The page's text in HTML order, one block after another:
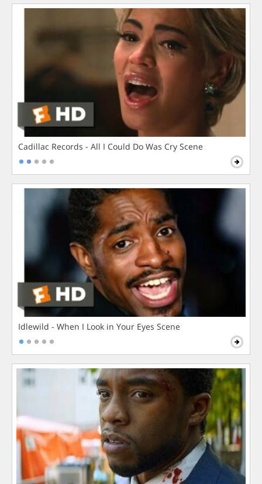
Cadillac Records - All I Could Do Was Cry Scene
Idlewild - When I Look in Your Eyes Scene